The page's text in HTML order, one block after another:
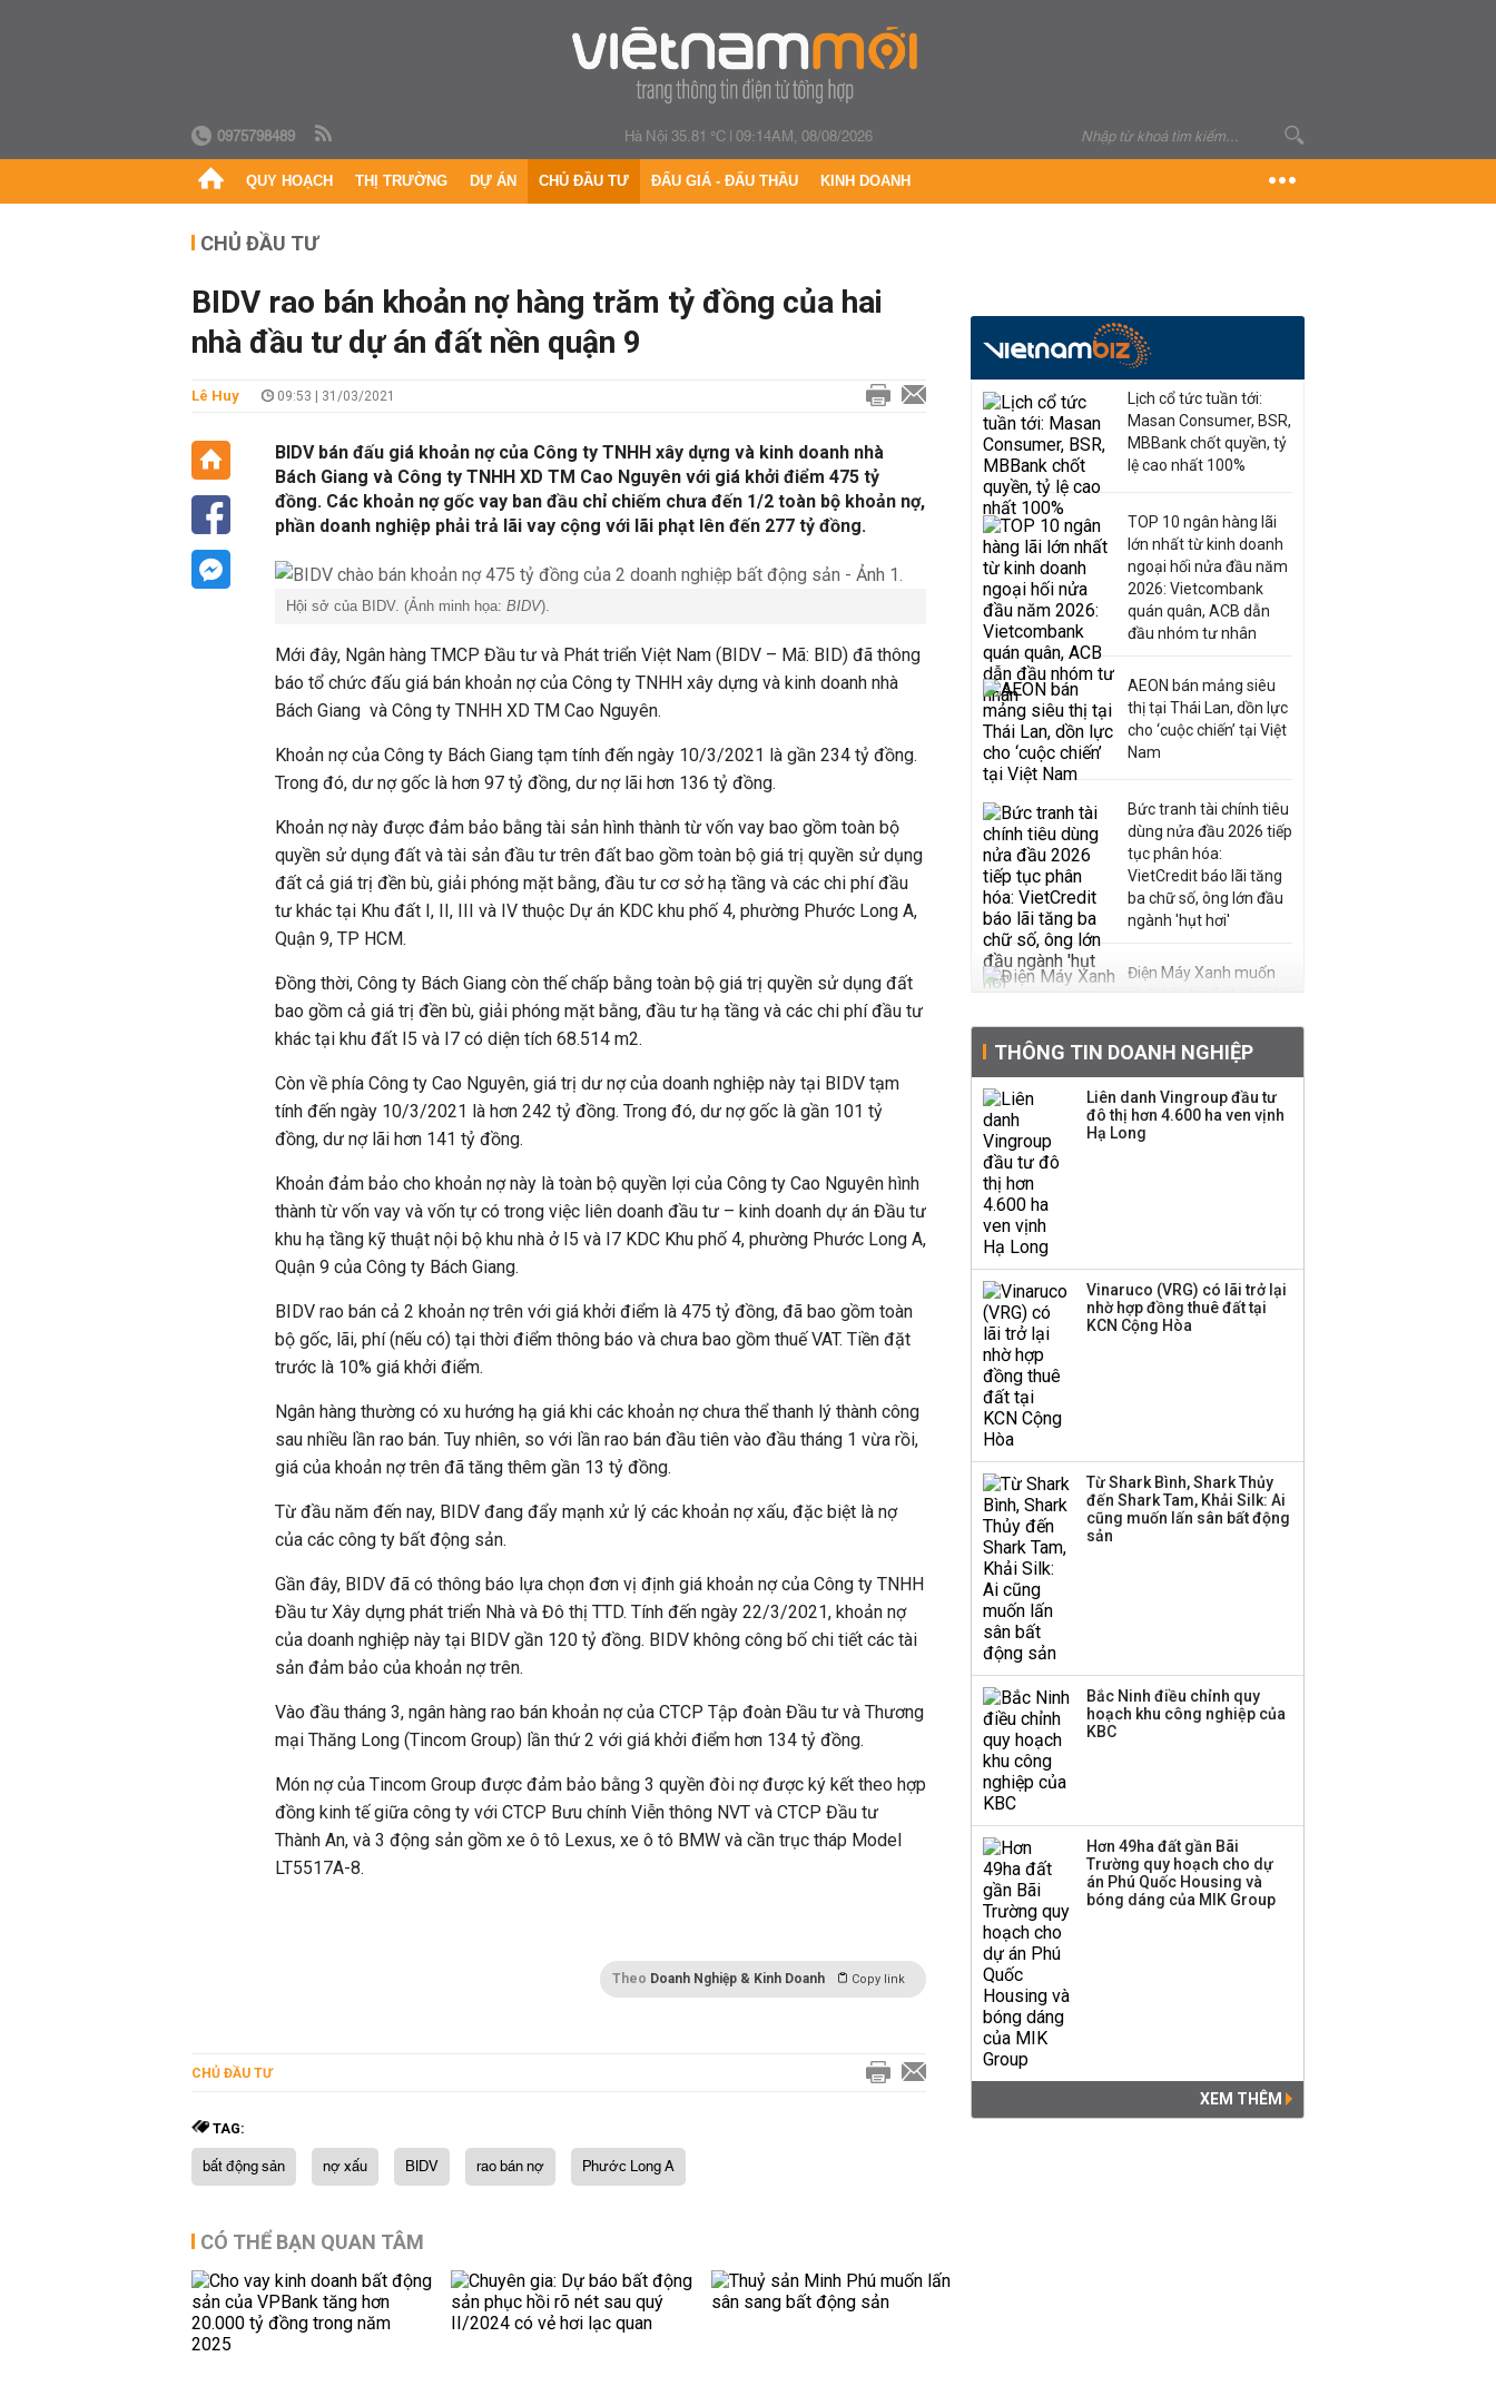
0975798489 Hà Nội 35.81 °C|09:14AM, 08/08/2026
QUY HOẠCH THỊ TRƯỜNG DỰ ÁN CHỦ ĐẦU TƯ ĐẤU GIÁ - ĐẤU THẦU KINH DOANH
CHỦ ĐẦU TƯ
BIDV rao bán khoản nợ hàng trăm tỷ đồng của hai
nhà đầu tư dự án đất nền quận 9
Lê Huy 09:53 | 31/03/2021
BIDV bán đấu giá khoản nợ của Công ty TNHH xây dựng và kinh doanh nhà
Bách Giang và Công ty TNHH XD TM Cao Nguyên với giá khởi điểm 475 tỷ
đồng. Các khoản nợ gốc vay ban đầu chỉ chiếm chưa đến 1/2 toàn bộ khoản nợ,
phần doanh nghiệp phải trả lãi vay cộng với lãi phạt lên đến 277 tỷ đồng.
Hội sở của BIDV. (Ảnh minh họa: BIDV).
Mới đây, Ngân hàng TMCP Đầu tư và Phát triển Việt Nam (BIDV – Mã: BID) đã thông
báo tổ chức đấu giá bán khoản nợ của Công ty TNHH xây dựng và kinh doanh nhà
Bách Giang và Công ty TNHH XD TM Cao Nguyên.
Khoản nợ của Công ty Bách Giang tạm tính đến ngày 10/3/2021 là gần 234 tỷ đồng.
Trong đó, dư nợ gốc là hơn 97 tỷ đồng, dư nợ lãi hơn 136 tỷ đồng.
Khoản nợ này được đảm bảo bằng tài sản hình thành từ vốn vay bao gồm toàn bộ
quyền sử dụng đất và tài sản đầu tư trên đất bao gồm toàn bộ giá trị quyền sử dụng
đất cả giá trị đền bù, giải phóng mặt bằng, đầu tư cơ sở hạ tầng và các chi phí đầu
tư khác tại Khu đất I, II, III và IV thuộc Dự án KDC khu phố 4, phường Phước Long A,
Quận 9, TP HCM.
Đồng thời, Công ty Bách Giang còn thế chấp bằng toàn bộ giá trị quyền sử dụng đất
bao gồm cả giá trị đền bù, giải phóng mặt bằng, đầu tư hạ tầng và các chi phí đầu tư
khác tại khu đất I5 và I7 có diện tích 68.514 m2.
Còn về phía Công ty Cao Nguyên, giá trị dư nợ của doanh nghiệp này tại BIDV tạm
tính đến ngày 10/3/2021 là hơn 242 tỷ đồng. Trong đó, dư nợ gốc là gần 101 tỷ
đồng, dư nợ lãi hơn 141 tỷ đồng.
Khoản đảm bảo cho khoản nợ này là toàn bộ quyền lợi của Công ty Cao Nguyên hình
thành từ vốn vay và vốn tự có trong việc liên doanh đầu tư – kinh doanh dự án Đầu tư
khu hạ tầng kỹ thuật nội bộ khu nhà ở I5 và I7 KDC Khu phố 4, phường Phước Long A,
Quận 9 của Công ty Bách Giang.
BIDV rao bán cả 2 khoản nợ trên với giá khởi điểm là 475 tỷ đồng, đã bao gồm toàn
bộ gốc, lãi, phí (nếu có) tại thời điểm thông báo và chưa bao gồm thuế VAT. Tiền đặt
trước là 10% giá khởi điểm.
Ngân hàng thường có xu hướng hạ giá khi các khoản nợ chưa thể thanh lý thành công
sau nhiều lần rao bán. Tuy nhiên, so với lần rao bán đầu tiên vào đầu tháng 1 vừa rồi,
giá của khoản nợ trên đã tăng thêm gần 13 tỷ đồng.
Từ đầu năm đến nay, BIDV đang đẩy mạnh xử lý các khoản nợ xấu, đặc biệt là nợ
của các công ty bất động sản.
Gần đây, BIDV đã có thông báo lựa chọn đơn vị định giá khoản nợ của Công ty TNHH
Đầu tư Xây dựng phát triển Nhà và Đô thị TTD. Tính đến ngày 22/3/2021, khoản nợ
của doanh nghiệp này tại BIDV gần 120 tỷ đồng. BIDV không công bố chi tiết các tài
sản đảm bảo của khoản nợ trên.
Vào đầu tháng 3, ngân hàng rao bán khoản nợ của CTCP Tập đoàn Đầu tư và Thương
mại Thăng Long (Tincom Group) lần thứ 2 với giá khởi điểm hơn 134 tỷ đồng.
Món nợ của Tincom Group được đảm bảo bằng 3 quyền đòi nợ được ký kết theo hợp
đồng kinh tế giữa công ty với CTCP Bưu chính Viễn thông NVT và CTCP Đầu tư
Thành An, và 3 động sản gồm xe ô tô Lexus, xe ô tô BMW và cần trục tháp Model
LT5517A-8.
Theo Doanh Nghiệp & Kinh Doanh Copy link
CHỦ ĐẦU TƯ
TAG:
bất động sản nợ xấu BIDV rao bán nợ Phước Long A
CÓ THỂ BẠN QUAN TÂM
Lịch cổ tức tuần tới:
Masan Consumer, BSR,
MBBank chốt quyền, tỷ
lệ cao nhất 100%
TOP 10 ngân hàng lãi
lớn nhất từ kinh doanh
ngoại hối nửa đầu năm
2026: Vietcombank
quán quân, ACB dẫn
đầu nhóm tư nhân
AEON bán mảng siêu
thị tại Thái Lan, dồn lực
cho ‘cuộc chiến’ tại Việt
Nam
Bức tranh tài chính tiêu
dùng nửa đầu 2026 tiếp
tục phân hóa:
VietCredit báo lãi tăng
ba chữ số, ông lớn đầu
ngành 'hụt hơi'
Điện Máy Xanh muốn
phát hành cổ phiếu với
Sau nhịp điều chỉnh
mạnh, CTCK nhìn thấy
cơ hội ở nhóm cổ phiếu
thanh lý toàn bộ cửa
hàng
Công ty 100 tỷ của
Huấn Hoa Hồng bỗng
dưng ‘biến mất’, một
THÔNG TIN DOANH NGHIỆP
Liên danh Vingroup đầu tư
đô thị hơn 4.600 ha ven vịnh
Hạ Long
Vinaruco (VRG) có lãi trở lại
nhờ hợp đồng thuê đất tại
KCN Cộng Hòa
Từ Shark Bình, Shark Thủy
đến Shark Tam, Khải Silk: Ai
cũng muốn lấn sân bất động
sản
Bắc Ninh điều chỉnh quy
hoạch khu công nghiệp của
KBC
Hơn 49ha đất gần Bãi
Trường quy hoạch cho dự
án Phú Quốc Housing và
bóng dáng của MIK Group
XEM THÊM